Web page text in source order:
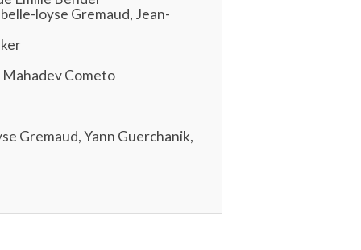
loyse Gremaud, Jean-
Mahadev Cometo
Gremaud, Yann Guerchanik,